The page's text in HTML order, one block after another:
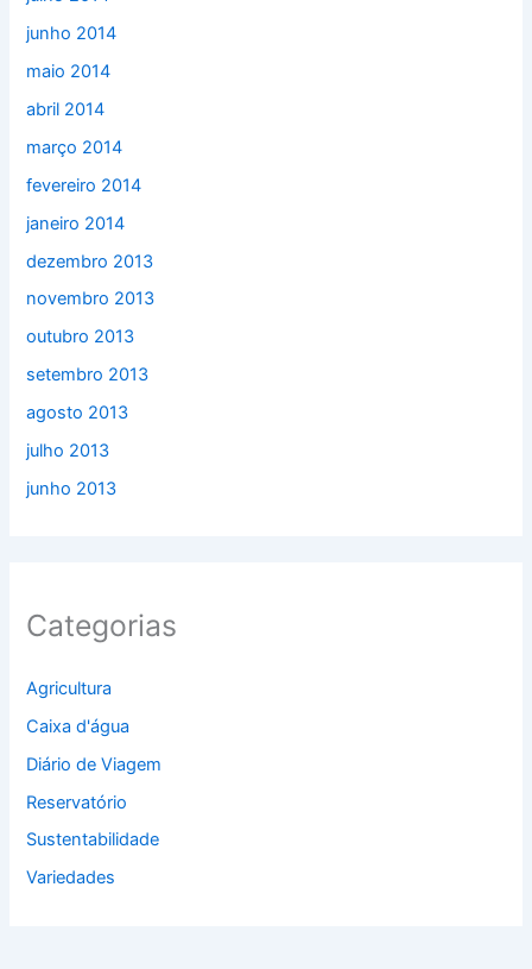
junho 2014
maio 2014
abril 2014
março 2014
fevereiro 2014
janeiro 2014
dezembro 2013
novembro 2013
outubro 2013
setembro 2013
agosto 2013
julho 2013
junho 2013
Categorias
Agricultura
Caixa d'água
Diário de Viagem
Reservatório
Sustentabilidade
Variedades